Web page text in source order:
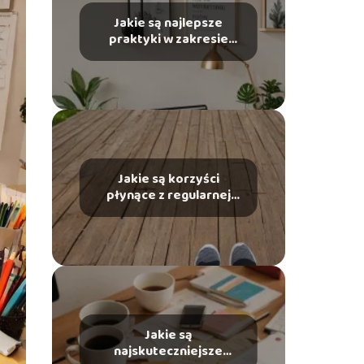
Jakie są najlepsze
praktyki w zakresie
budowania marki
osobistej?
Jakie są korzyści
płynące z regularnej
aktywności fizycznej?
Jakie są
najskuteczniejsze